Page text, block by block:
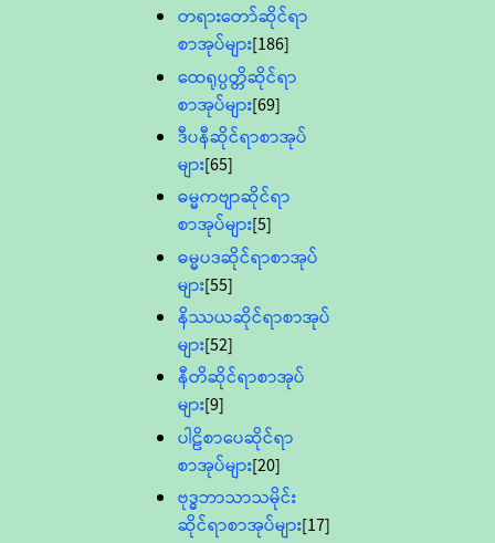
တရားတော်ဆိုင်ရာ
စာအုပ်များ[186]
ထေရုပ္ပတ္တိဆိုင်ရာ
စာအုပ်များ[69]
ဒီပနီဆိုင်ရာစာအုပ်
များ[65]
ဓမ္မကဗျာဆိုင်ရာ
စာအုပ်များ[5]
ဓမ္မပဒဆိုင်ရာစာအုပ်
များ[55]
နိဿယဆိုင်ရာစာအုပ်
များ[52]
နီတိဆိုင်ရာစာအုပ်
များ[9]
ပါဠိစာပေဆိုင်ရာ
စာအုပ်များ[20]
ဗုဒ္ဓဘာသာသမိုင်း
ဆိုင်ရာစာအုပ်များ[17]